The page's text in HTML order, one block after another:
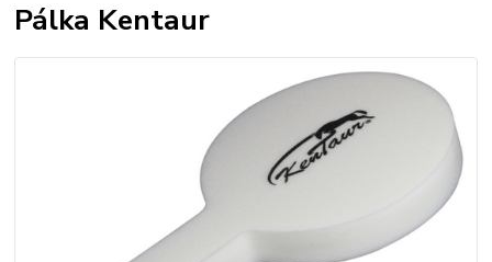
Pálka Kentaur